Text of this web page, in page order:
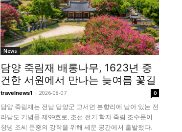
News
담양 죽림재 배롱나무, 1623년 중
건한 서원에서 만나는 늦여름 꽃길
travelnews1 - 2026-08-07 0
담양 죽림재는 전남 담양군 고서면 분향리에 남아 있는 전
라남도 기념물 제99호로, 조선 전기 학자 죽림 조수문이
창녕 조씨 문중의 강학을 위해 세운 공간에서 출발했다.